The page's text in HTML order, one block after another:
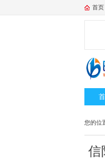
首页
您的位
信